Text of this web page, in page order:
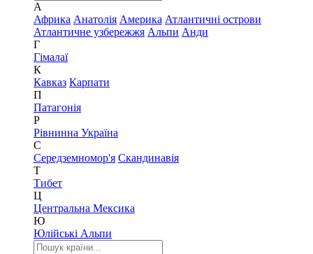
А
Африка Анатолія Америка Атлантичні острови
Атлантичне узбережжя Альпи Анди
Г
Гімалаї
К
Кавказ Карпати
П
Патагонія
Р
Рівнинна Україна
С
Середземномор'я Скандинавія
Т
Тибет
Ц
Центральна Мексика
Ю
Юлійські Альпи